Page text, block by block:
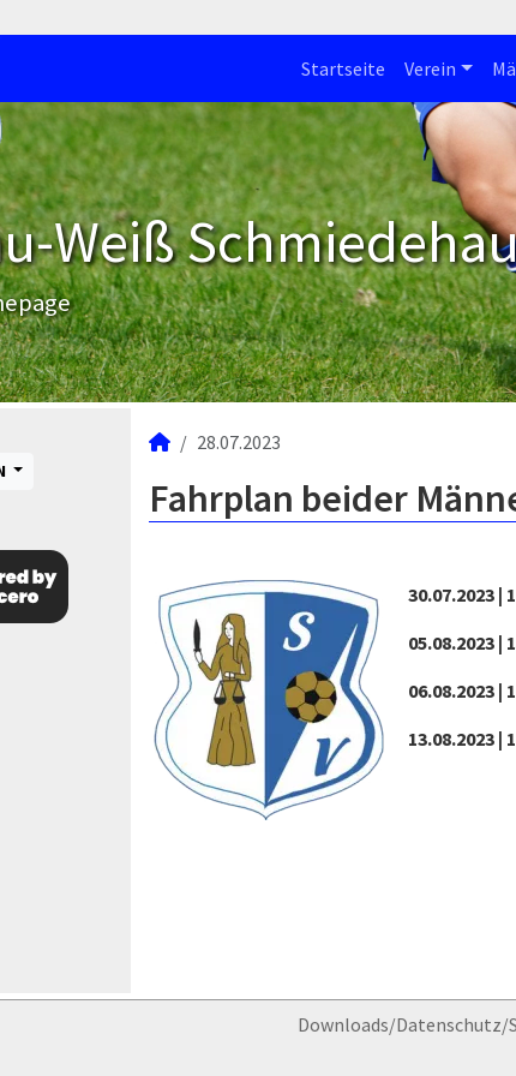
Startseite Verein
Weiß
28.07.2023
Fahrplan beider
30.07.2023 |
05.08.2023 |
06.08.2023 |
13.08.2023 |
Downloads/Datenschutz/